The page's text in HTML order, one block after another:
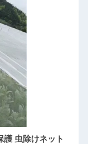
護 虫除けネット